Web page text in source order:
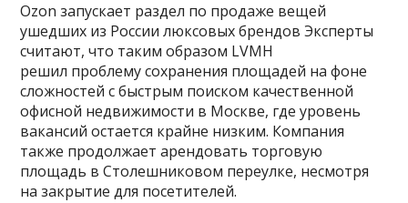
Ozon запускает раздел по продаже вещей
ушедших из России люксовых брендов Эксперты
считают, что таким образом LVMH
решил проблему сохранения площадей на фоне
сложностей с быстрым поиском качественной
офисной недвижимости в Москве, где уровень
вакансий остается крайне низким. Компания
также продолжает арендовать торговую
площадь в Столешниковом переулке, несмотря
на закрытие для посетителей.